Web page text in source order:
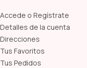
Accede o Regístrate
Detalles de la cuenta
Direcciones
Tus Favoritos
Tus Pedidos